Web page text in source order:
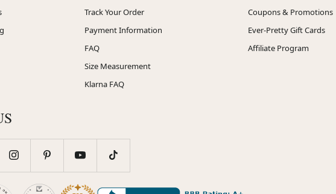
Track Your Order
Payment Information
FAQ
Size Measurement
Klarna FAQ
Coupons & Promotions
Ever-Pretty Gift Cards
Affiliate Program